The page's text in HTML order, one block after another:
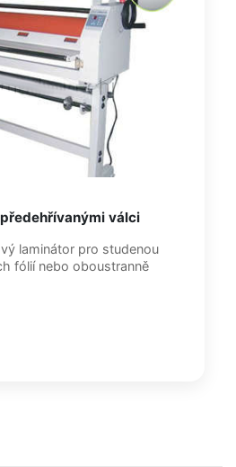
válci
laminátor pro studenou
fólií nebo oboustranně